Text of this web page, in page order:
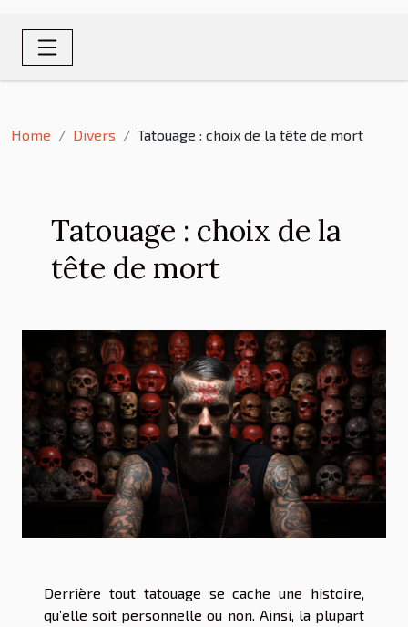
Home Divers Tatouage : choix de la tête de mort
Tatouage : choix de la
tête de mort
Derrière tout tatouage se cache une histoire,
qu’elle soit personnelle ou non. Ainsi, la plupart